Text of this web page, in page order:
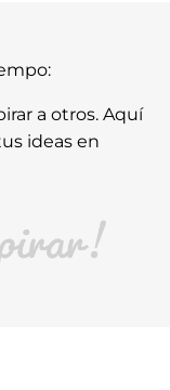
a otros. Aquí
ideas en